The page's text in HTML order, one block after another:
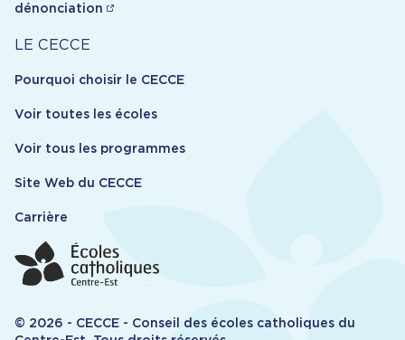
dénonciation
Carrière
LE CECCE
Pourquoi choisir le CECCE
Voir toutes les écoles
Voir tous les programmes
Site Web du CECCE
Carrière
© 2026 - CECCE - Conseil des écoles catholiques du